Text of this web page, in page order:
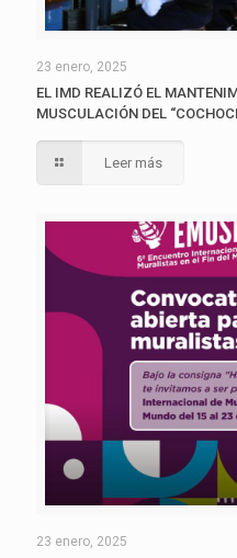
23 enero, 2025
EL IMD REALIZÓ EL
MUSCULACIÓN DEL
Leer más
23 enero, 2025